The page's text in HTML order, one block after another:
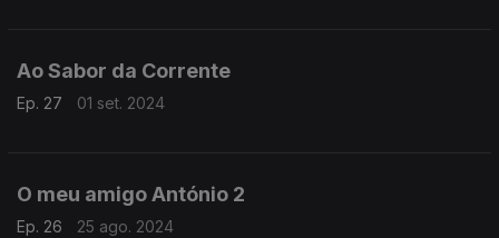
Ao Sabor da Corrente
Ep. 27 01 set. 2024
O meu amigo António 2
Ep. 26 25 ago. 2024